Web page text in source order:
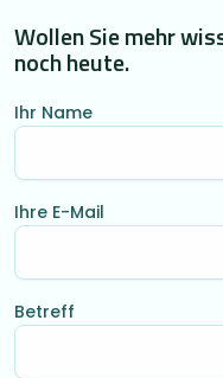
Wollen Sie mehr
noch heute.
Ihr Name
Ihre E-Mail
Betreff